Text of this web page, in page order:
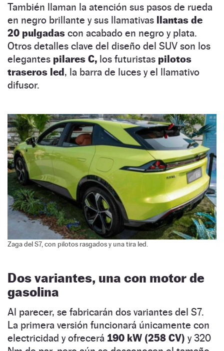
También llaman la atención sus pasos de rueda
en negro brillante y sus llamativas llantas de
20 pulgadas con acabado en negro y plata.
Otros detalles clave del diseño del SUV son los
elegantes pilares C, los futuristas pilotos
traseros led, la barra de luces y el llamativo
difusor.
Zaga del S7, con pilotos rasgados y una tira led.
Dos variantes, una con motor de
gasolina
Al parecer, se fabricarán dos variantes del S7.
La primera versión funcionará únicamente con
electricidad y ofrecerá 190 kW (258 CV) y 320